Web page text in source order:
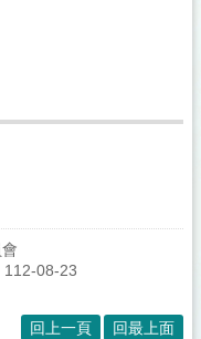
112-08-23
回上一頁 回最上面